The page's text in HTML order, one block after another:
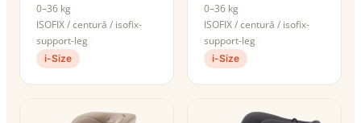
0–36 kg
ISOFIX / centură / isofix-
support-leg
i-Size
0–36 kg
ISOFIX / centură / isofix-
support-leg
i-Size